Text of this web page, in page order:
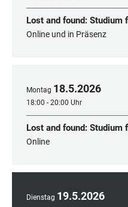
Lost and found:
Online und in Präsenz
Montag 18.5.2026
18:00 - 20:00 Uhr
Lost and found:
Online
Dienstag 19.5.2026